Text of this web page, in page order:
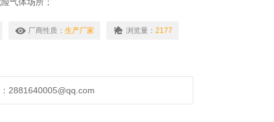
IP54、IP65*）
的电源配电；
厂商性质： 生产厂家 浏览量： 2177
2881640005@qq.com